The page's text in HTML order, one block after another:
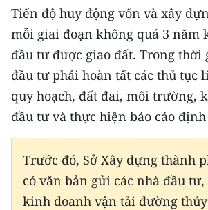
CÁC CHUYÊN TRANG
VỀ BÁO NHÂN DÂN
THỜI NAY
NHÂN DÂN CUỐI TUẦN
NHÂN DÂN HẰNG THÁNG
MUA BÁO
Tiến độ huy động vốn và xây
mỗi giai đoạn không quá 3 năm
đầu tư được giao đất. Trong thời
đầu tư phải hoàn tất các thủ tục
quy hoạch, đất đai, môi trường,
đầu tư và thực hiện báo cáo định
Trước đó, Sở Xây dựng thành
có văn bản gửi các nhà đầu
kinh doanh vận tải đường